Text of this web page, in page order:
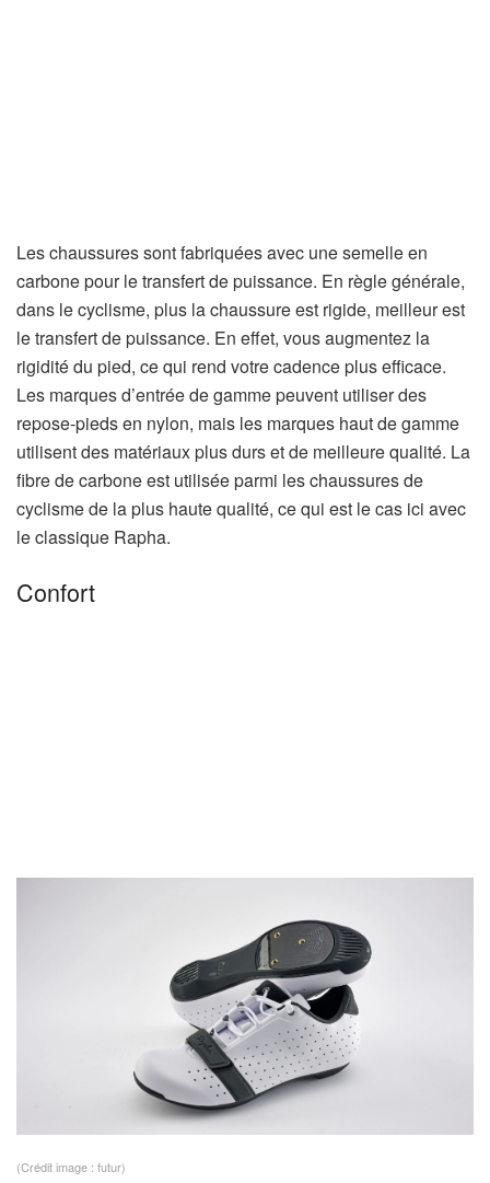
Les chaussures sont fabriquées avec une semelle en
carbone pour le transfert de puissance. En règle générale,
dans le cyclisme, plus la chaussure est rigide, meilleur est
le transfert de puissance. En effet, vous augmentez la
rigidité du pied, ce qui rend votre cadence plus efficace.
Les marques d’entrée de gamme peuvent utiliser des
repose-pieds en nylon, mais les marques haut de gamme
utilisent des matériaux plus durs et de meilleure qualité. La
fibre de carbone est utilisée parmi les chaussures de
cyclisme de la plus haute qualité, ce qui est le cas ici avec
le classique Rapha.
Confort
(Crédit image : futur)